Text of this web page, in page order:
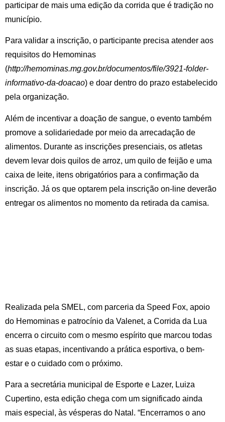
participar de mais uma edição da corrida que é tradição no
município.
Para validar a inscrição, o participante precisa atender aos
requisitos do Hemominas
(http://hemominas.mg.gov.br/documentos/file/3921-folder-
informativo-da-doacao) e doar dentro do prazo estabelecido
pela organização.
Além de incentivar a doação de sangue, o evento também
promove a solidariedade por meio da arrecadação de
alimentos. Durante as inscrições presenciais, os atletas
devem levar dois quilos de arroz, um quilo de feijão e uma
caixa de leite, itens obrigatórios para a confirmação da
inscrição. Já os que optarem pela inscrição on-line deverão
entregar os alimentos no momento da retirada da camisa.
Realizada pela SMEL, com parceria da Speed Fox, apoio
do Hemominas e patrocínio da Valenet, a Corrida da Lua
encerra o circuito com o mesmo espírito que marcou todas
as suas etapas, incentivando a prática esportiva, o bem-
estar e o cuidado com o próximo.
Para a secretária municipal de Esporte e Lazer, Luiza
Cupertino, esta edição chega com um significado ainda
mais especial, às vésperas do Natal. “Encerramos o ano